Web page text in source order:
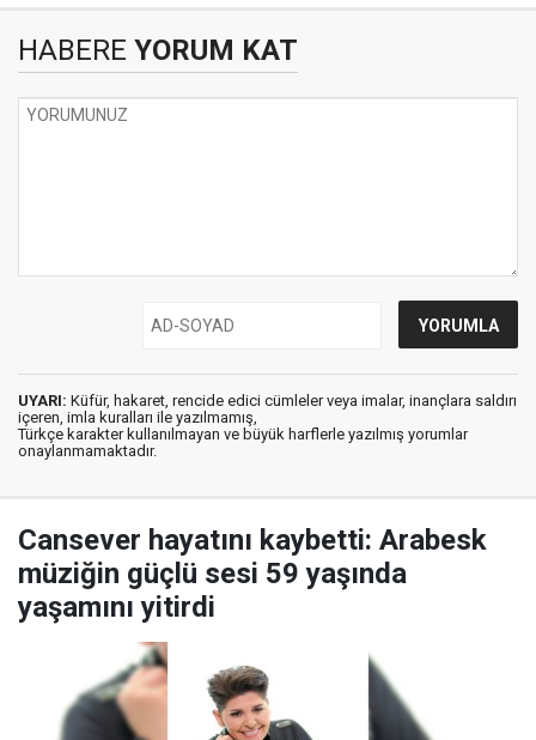
HABERE YORUM KAT
UYARI: Küfür, hakaret, rencide edici cümleler veya imalar, inançlara saldırı
içeren, imla kuralları ile yazılmamış,
Türkçe karakter kullanılmayan ve büyük harflerle yazılmış yorumlar
onaylanmamaktadır.
Cansever hayatını kaybetti: Arabesk
müziğin güçlü sesi 59 yaşında
yaşamını yitirdi